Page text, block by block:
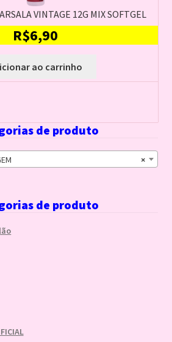
VINTAGE 12G MIX SOFTGEL
R$6,90
ao carrinho
de produto
×
de produto